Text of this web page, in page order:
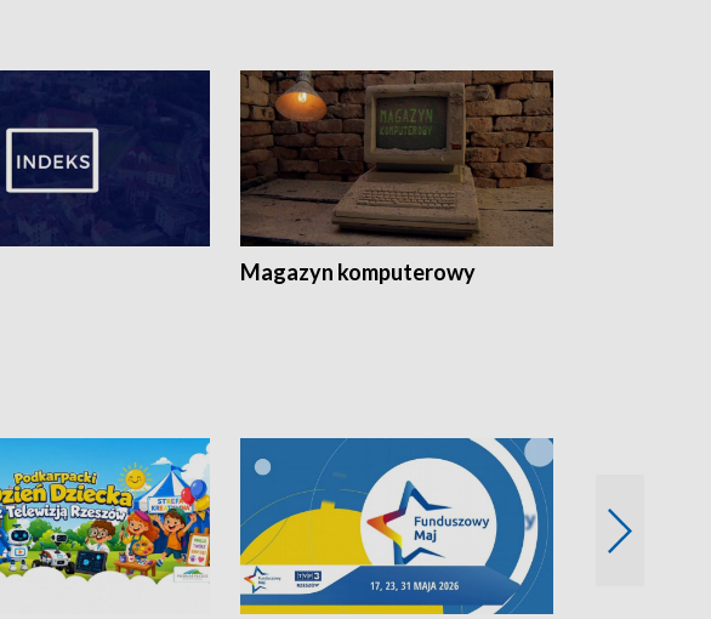
Magazyn komputerowy